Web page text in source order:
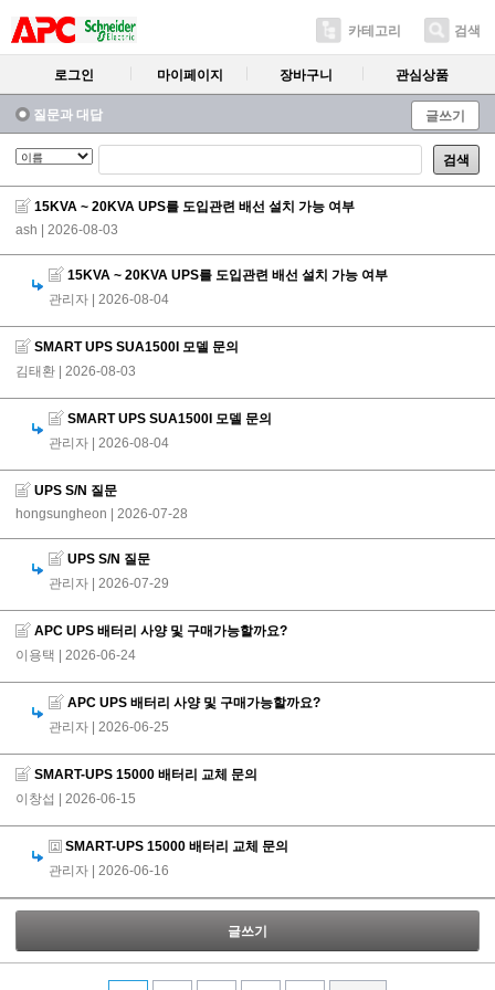
카테고리 검색
로그인 마이페이지 장바구니 관심상품
질문과 대답 글쓰기
검색
15KVA ~ 20KVA UPS를 도입관련 배선 설치 가능 여부
ash
| 2026-08-03
15KVA ~ 20KVA UPS를 도입관련 배선 설치 가능 여부
관리자
| 2026-08-04
SMART UPS SUA1500I 모델 문의
김태환
| 2026-08-03
SMART UPS SUA1500I 모델 문의
관리자
| 2026-08-04
UPS S/N 질문
hongsungheon
| 2026-07-28
UPS S/N 질문
관리자
| 2026-07-29
APC UPS 배터리 사양 및 구매가능할까요?
이용택
| 2026-06-24
APC UPS 배터리 사양 및 구매가능할까요?
관리자
| 2026-06-25
SMART-UPS 15000 배터리 교체 문의
이창섭
| 2026-06-15
SMART-UPS 15000 배터리 교체 문의
관리자
| 2026-06-16
글쓰기